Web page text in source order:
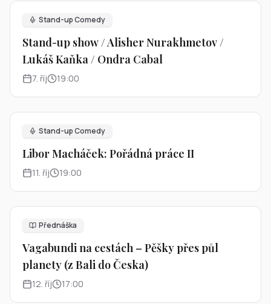
Stand-up Comedy
Stand-up show / Alisher Nurakhmetov /
Lukáš Kaňka / Ondra Cabal
7. říj 19:00
Stand-up Comedy
Libor Macháček: Pořádná práce II
11. říj 19:00
Přednáška
Vagabundi na cestách – Pěšky přes půl
planety (z Bali do Česka)
12. říj 17:00